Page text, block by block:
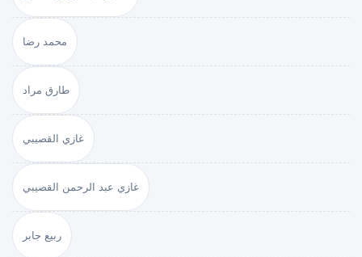
محمد رضا
طارق مراد
غازي القصيبي
غازي عبد الرحمن القصيبي
ربيع جابر